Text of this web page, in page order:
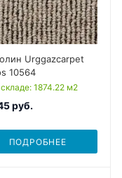
Urggazcarpet
10564
: 1874.22 м2
руб.
ПОДРОБНЕЕ